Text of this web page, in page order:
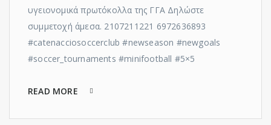
υγειονομικά πρωτόκολλα της ΓΓΑ Δηλώστε
συμμετοχή άμεσα. 2107211221 6972636893
#catenacciosoccerclub #newseason #newgoals
#soccer_tournaments #minifootball #5×5
READ MORE